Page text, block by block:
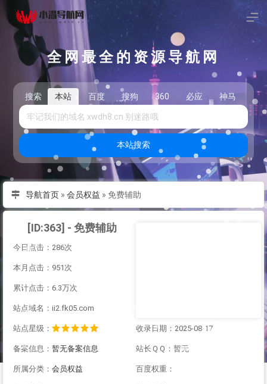
全网最全的资源导航网
搜索 本站 百度 搜狗 360 必应 神马 头
本站搜索
导航首页» 会员权益 » 免费辅助
[ID:363] - 免费辅助
今日点击：286次
本月点击：951次
累计点击：6.3万次
站点域名：ii2.fk05.com
站点星级： 收录日期：2025-08-17
备案信息： 暂无备案信息 站长ＱＱ：暂无
所属分类： 会员权益 百度权重：